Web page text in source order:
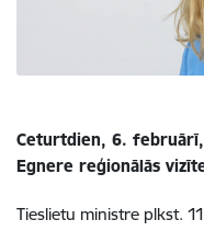
Ceturtdien, 6.
Egnere reģionālās
Tieslietu ministre plkst.